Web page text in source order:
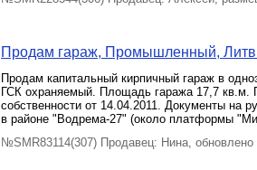
Продам гараж, Промышленный,
Продам капитальный кирпичный гараж в
ГСК охраняемый. Площадь гаража 17,7 кв.м.
собственности от 14.04.2011. Документы на
в районе "Водрема-27" (около платформы
№SMR83114(307) Продавец: Нина, обновлено